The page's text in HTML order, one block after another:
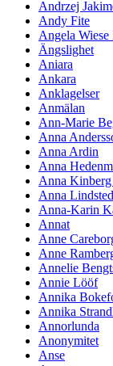
Andrzej
Andy Fite
Angela Wiese
Ängslighet
Aniara
Ankara
Anklagelser
Anmälan
Ann-Marie
Anna
Anna Ardin
Anna
Anna Kinberg
Anna
Anna-Karin
Annat
Anne
Anne
Annelie
Annie Lööf
Annika
Annika
Annorlunda
Anonymitet
Anse